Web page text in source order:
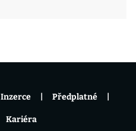
Inzerce Předplatné
Kariéra